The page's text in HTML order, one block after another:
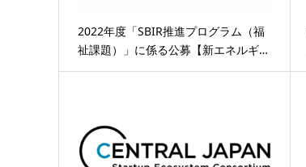
2022年度「SBIR推進プログラム（福
祉課題）」に係る公募【新エネルギ…